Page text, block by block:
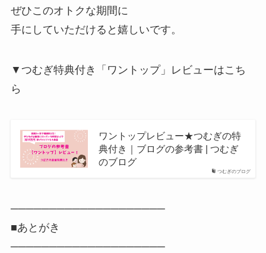
ぜひこのオトクな期間に
手にしていただけると嬉しいです。
▼つむぎ特典付き「ワントップ」レビューはこち
ら
つむぎのブログ
ワントップレビュー★つむぎの特
典付き｜ブログの参考書 | つむぎ
のブログ
────────────────────
■あとがき
────────────────────